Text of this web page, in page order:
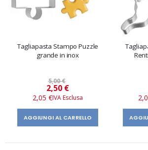
Tagliapasta Stampo Puzzle
grande in inox
5,00 €
Prezzo
speciale
2,50 €
2,05 €
AGGIUNGI AL CARRELLO